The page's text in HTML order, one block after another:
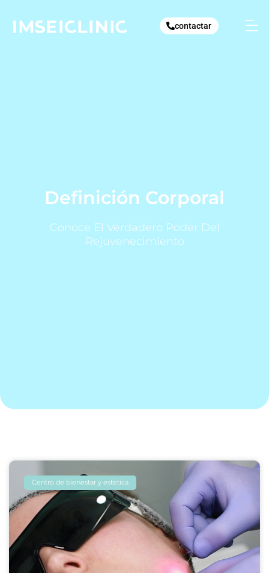
contenido
contactar
Definición Corporal
Conoce El Verdadero Poder Del
Rejuvenecimiento
Centro de bienestar y estética